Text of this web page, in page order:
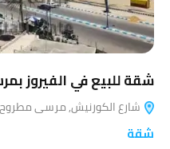
شقة للبيع في الفيروز
شارع الكورنيش, مرسى مطروح,
شقة